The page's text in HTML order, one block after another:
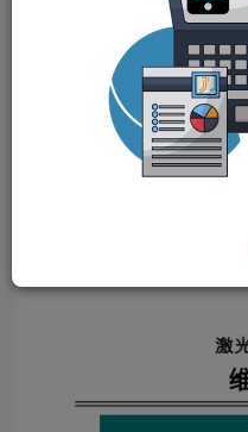
stalker
2年前更新
机型
DCP- 8085DN